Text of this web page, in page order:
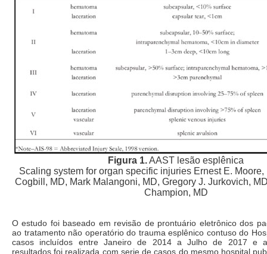
Figura 1.AAST lesão esplênica
Scaling system for organ specific injuries Ernest E. Moore,
Cogbill, MD, Mark Malangoni, MD, Gregory J. Jurkovich,
Champion, MD
O estudo foi baseado em revisão de prontuário eletrônico dos
ao tratamento não operatório do trauma esplênico contuso do
casos incluídos entre Janeiro de 2014 a Julho de 2017 e
resultados foi realizada com serie de casos do mesmo hospital